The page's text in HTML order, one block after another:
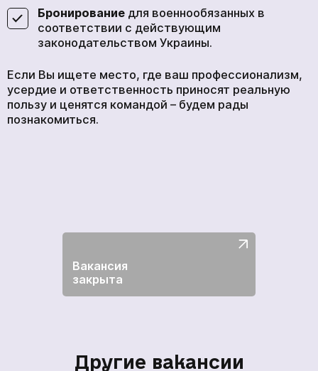
Бронирование для военнообязанных в
соответствии с действующим
законодательством Украины.
Если Вы ищете место, где ваш профессионализм,
усердие и ответственность приносят реальную
пользу и ценятся командой – будем рады
познакомиться.
Вакансия
закрыта
Другие вакансии